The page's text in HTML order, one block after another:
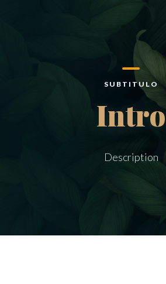
SUBTITULO
Intro
Description